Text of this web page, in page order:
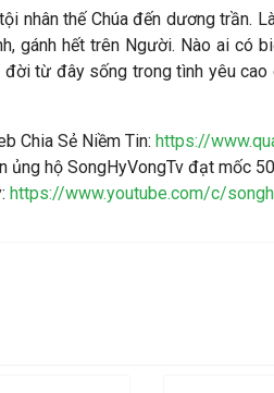
nhân thế Chúa đến dương trần.
gánh hết trên Người. Nào ai có
đời từ đây sống trong tình yêu
Chia Sẻ Niềm Tin: https://
ủng hộ SongHyVongTv đạt mốc
https://www.youtube.com/c/